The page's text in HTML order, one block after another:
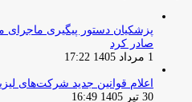
صادر کرد
1 مرداد 1405 17:22
اعلام قوانین جدید شرکت‌های
30 تیر 1405 16:49